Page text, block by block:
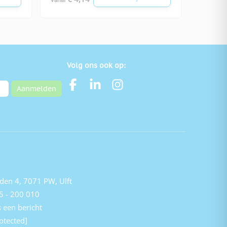
Aanmelden
Volg ons ook op:
4, 7071 PW, Ulft
- 200 010
een bericht